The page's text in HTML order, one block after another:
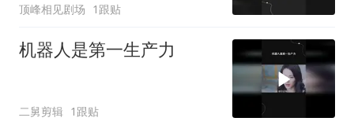
顶峰相见剧场 1跟贴
机器人是第一生产力
二舅剪辑 1跟贴